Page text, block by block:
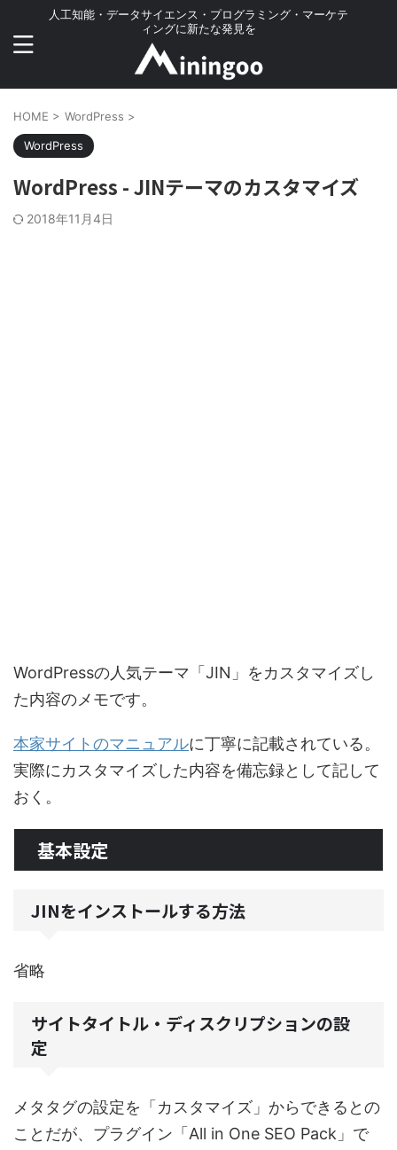
人工知能・データサイエンス・プログラミング・マーケテ
ィングに新たな発見を
HOME > WordPress >
WordPress
WordPress - JINテーマのカスタマイズ
2018年11月4日
WordPressの人気テーマ「JIN」をカスタマイズし
た内容のメモです。
本家サイトのマニュアルに丁寧に記載されている。
実際にカスタマイズした内容を備忘録として記して
おく。
基本設定
JINをインストールする方法
省略
サイトタイトル・ディスクリプションの設
定
メタタグの設定を「カスタマイズ」からできるとの
ことだが、プラグイン「All in One SEO Pack」で